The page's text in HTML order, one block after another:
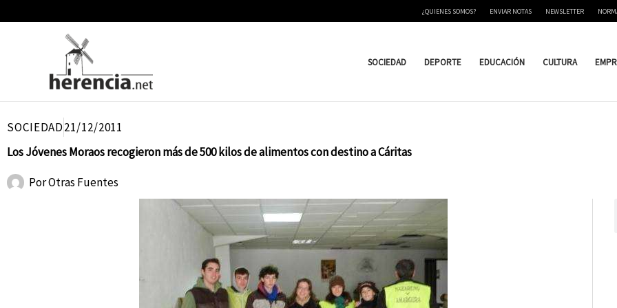
¿QUIENES SOMOS? ENVIAR NOTAS NEWSLETTER
SOCIEDAD DEPORTE EDUCACIÓN CULTURA
SOCIEDAD21/12/2011
Los Jóvenes Moraos recogieron más de 500 kilos de alimentos con destino a Cáritas
PorOtras Fuentes